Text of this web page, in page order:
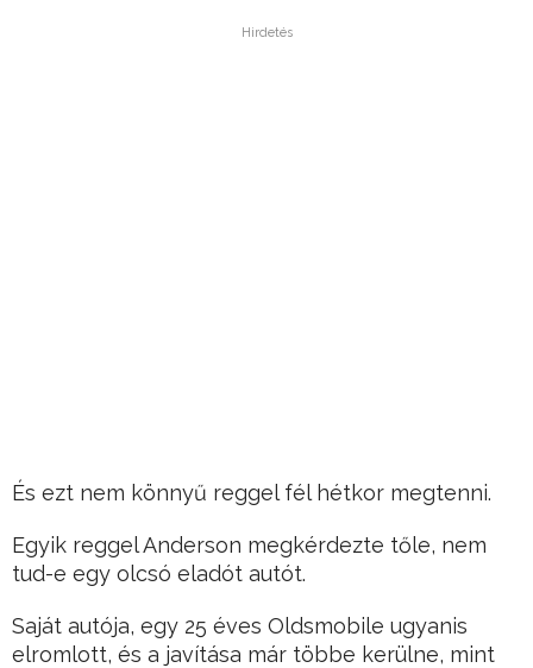
Hirdetés
És ezt nem könnyű reggel fél hétkor megtenni.
Egyik reggel Anderson megkérdezte tőle, nem
tud-e egy olcsó eladót autót.
Saját autója, egy 25 éves Oldsmobile ugyanis
elromlott, és a javítása már többe kerülne, mint